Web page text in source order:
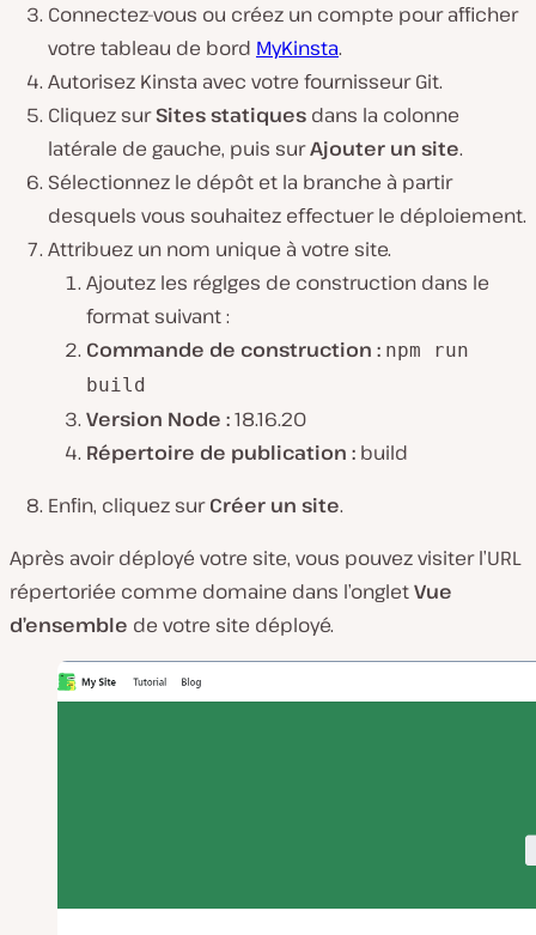
Connectez-vous ou créez un compte pour afficher
votre tableau de bord MyKinsta.
Autorisez Kinsta avec votre fournisseur Git.
Cliquez surSites statiques dans la colonne
latérale de gauche, puis surAjouter un site.
Sélectionnez le dépôt et la branche à partir
desquels vous souhaitez effectuer le déploiement.
Attribuez un nom unique à votre site.
Ajoutez les réglges de construction dans le
format suivant :
Commande de construction : npm run
build
Version Node :18.16.20
Répertoire de publication : build
Enfin, cliquez surCréer un site.
Après avoir déployé votre site, vous pouvez visiter l’URL
répertoriée comme domaine dans l’ongletVue
d’ensemble de votre site déployé.